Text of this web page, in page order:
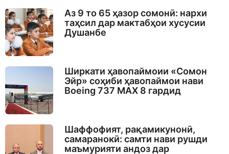
g
o
Аз 9 то 65 ҳазор сомонӣ: нархи
таҳсил дар мактабҳои хусусии
Душанбе
Ширкати ҳавопаймоии «Сомон
Эйр» соҳиби ҳавопаймои нави
Boeing 737 MAX 8 гардид
Шаффофият, рақамикунонӣ,
самаранокӣ: самти нави рушди
маъмурияти андоз дар